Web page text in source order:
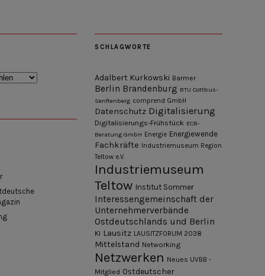
SCHLAGWORTE
Adalbert Kurkowski Barmer
Berlin Brandenburg BTU Cottbus-
Senftenberg comprend GmbH
Datenschutz Digitalisierung
Digitalisierungs-Frühstück ECB-
Beratung GmbH Energie Energiewende
Fachkräfte Industriemuseum Region
Teltow e.V.
Industriemuseum
Teltow Institut Sommer
Interessengemeinschaft der
Unternehmerverbände
Ostdeutschlands und Berlin
KI Lausitz LAUSITZFORUM 2038
Mittelstand Networking
Netzwerken Neues UVBB -
Mitglied Ostdeutscher